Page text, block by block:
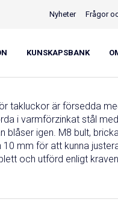
KUNSKAPSBANK
Nyheter Frågor
takluckor är försedda
i varmförzinkat stål
blåser igen. M8 bult,
mm för att kunna
och utförd enligt